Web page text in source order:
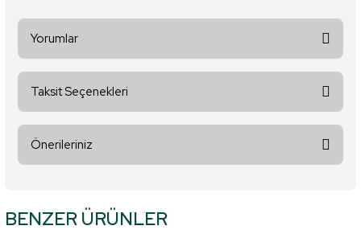
Yorumlar
Taksit Seçenekleri
Önerileriniz
tarafımıza iletebilirsiniz.
BENZER ÜRÜNLER